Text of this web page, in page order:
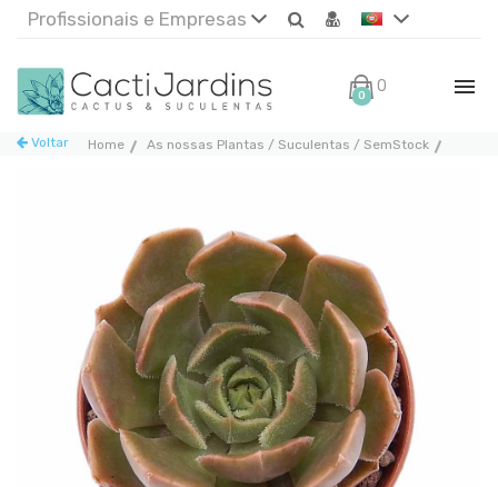
Profissionais e Empresas
0 0€
Home As nossas Plantas / Suculentas / SemStock
Voltar